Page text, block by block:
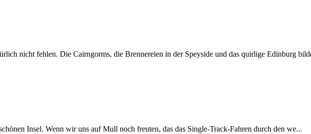
nicht fehlen. Die Cairngorms, die Brennereien in der Speyside und das quirlige Edinburg
Insel. Wenn wir uns auf Mull noch freuten, das das Single-Track-Fahren durch den we...